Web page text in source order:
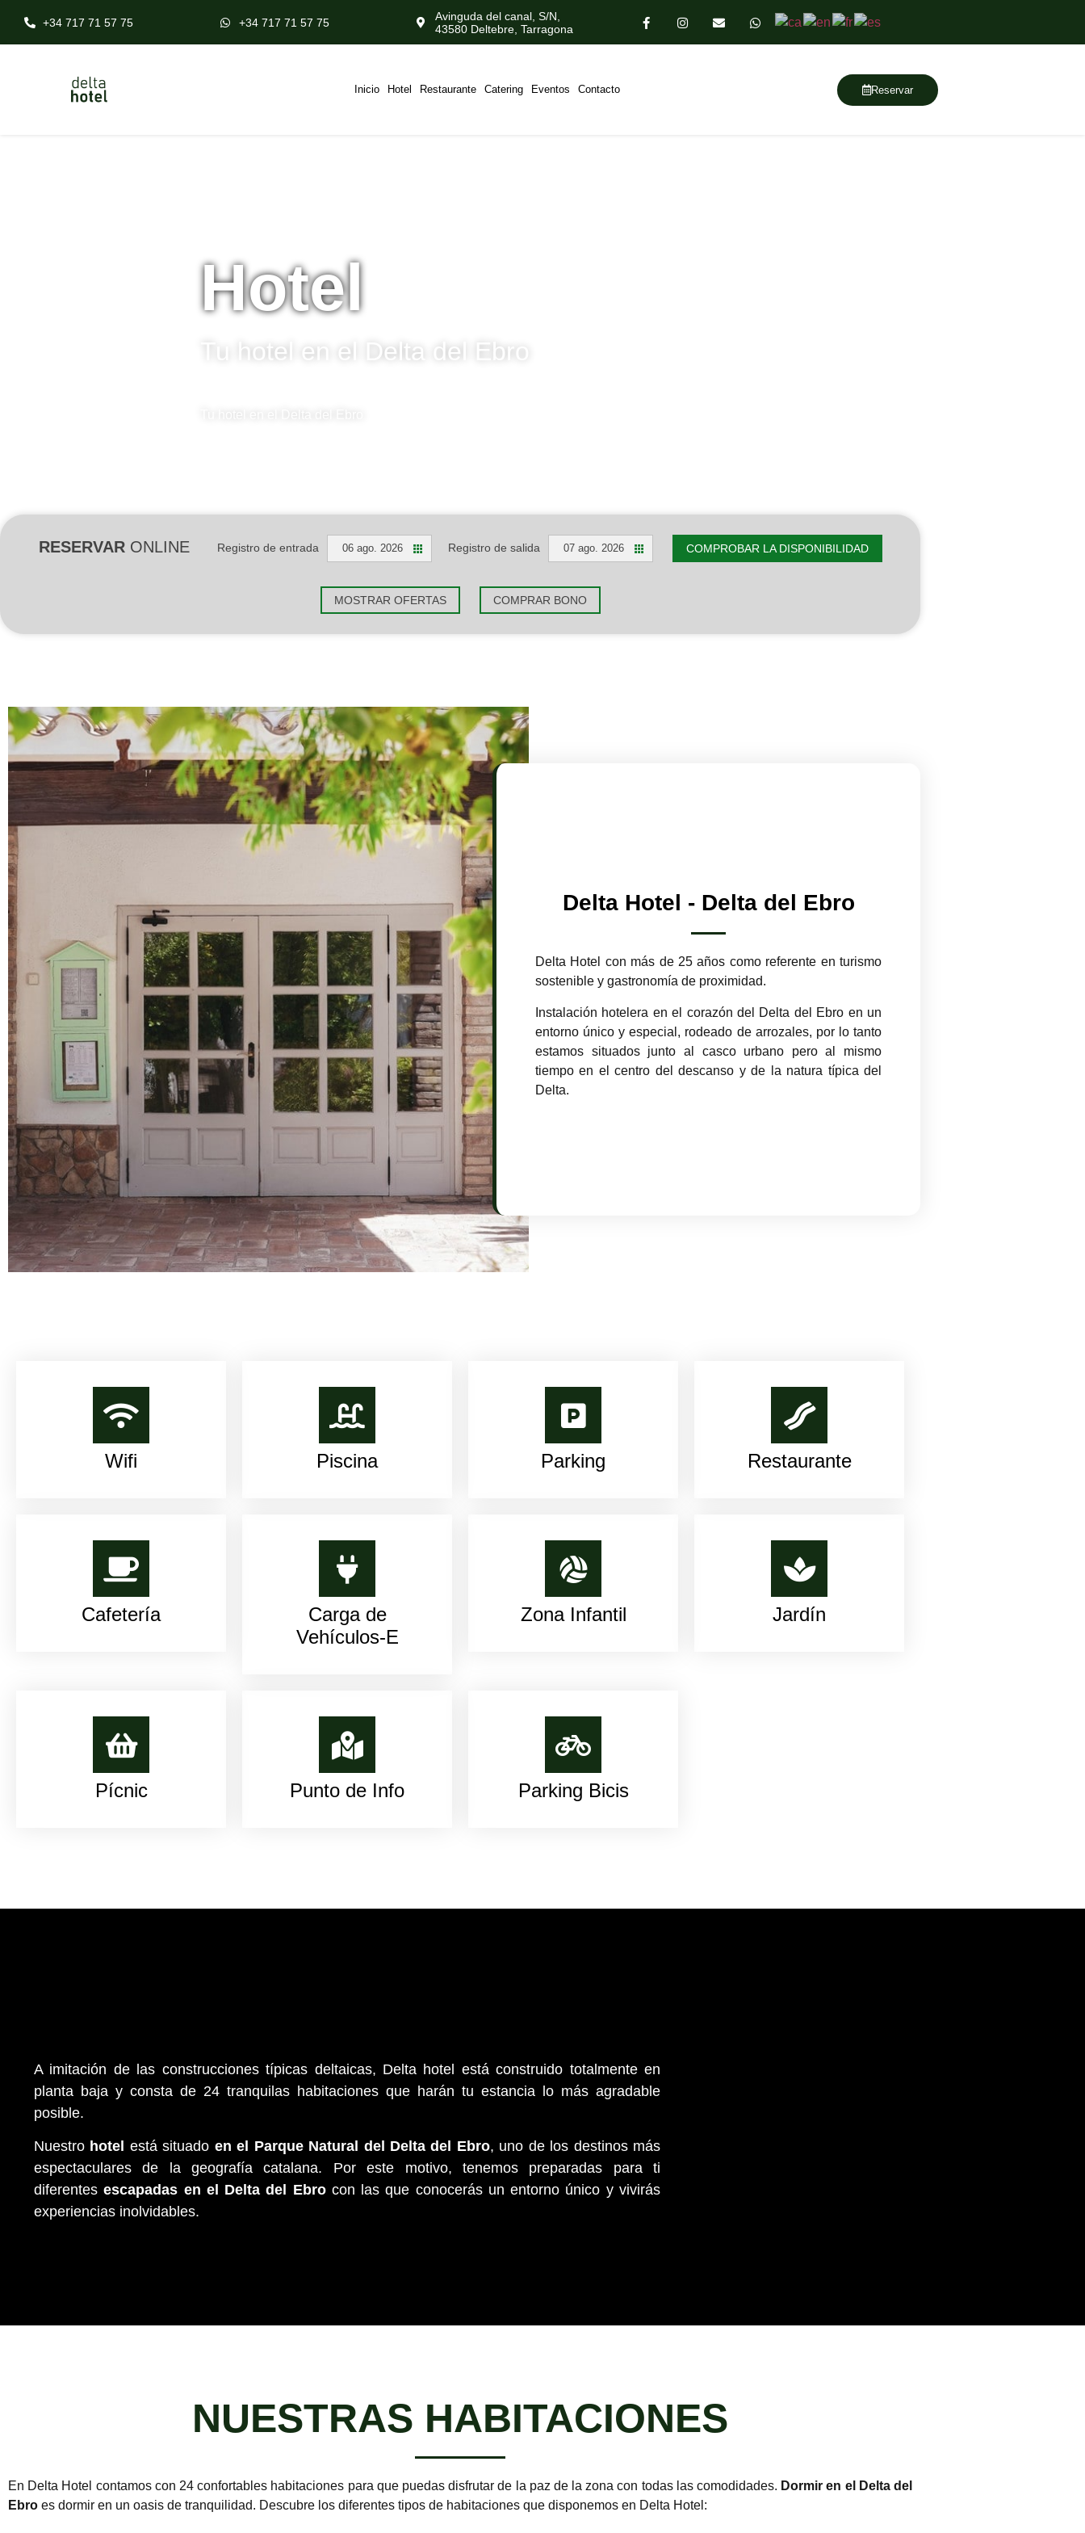
+34 717 71 57 75 +34 717 71 57 75
Avinguda del canal, S/N,
43580 Deltebre, Tarragona
Inicio Hotel Restaurante Catering Eventos Contacto Reservar
Hotel
Tu hotel en el Delta del Ebro
RESERVARONLINE Registro de entrada 06 ago. 2026 Registro de salida 07 ago. 2026 COMPROBAR LA DISPONIBILIDAD
MOSTRAR OFERTAS COMPRAR BONO
Delta Hotel - Delta del Ebro
Delta Hotel con más de 25 años como referente en turismo
sostenible y gastronomía de proximidad.
Instalación hotelera en el corazón del Delta del Ebro en un
entorno único y especial, rodeado de arrozales, por lo tanto
estamos situados junto al casco urbano pero al mismo
tiempo en el centro del descanso y de la natura típica del
Delta.
Wifi Piscina Parking Restaurante
Cafetería
Carga de
Vehículos-E
Zona Infantil Jardín
Pícnic Punto de Info Parking Bicis
A imitación de las construcciones típicas deltaicas, Delta hotel está construido totalmente en
planta baja y consta de 24 tranquilas habitaciones que harán tu estancia lo más agradable
posible.
Nuestro hotel está situado en el Parque Natural del Delta del Ebro, uno de los destinos más
espectaculares de la geografía catalana. Por este motivo, tenemos preparadas para ti
diferentesescapadas en el Delta del Ebrocon las que conocerás un entorno único y vivirás
experiencias inolvidables.
NUESTRAS HABITACIONES
En Delta Hotel contamos con 24 confortables habitaciones para que puedas disfrutar de la paz de la zona con todas las comodidades. Dormir en el Delta del
Ebro es dormir en un oasis de tranquilidad. Descubre los diferentes tipos de habitaciones que disponemos en Delta Hotel: